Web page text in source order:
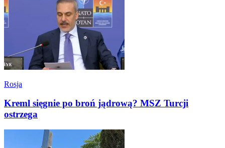
Rosja
Kreml sięgnie po broń jądrową? MSZ Turcji
ostrzega